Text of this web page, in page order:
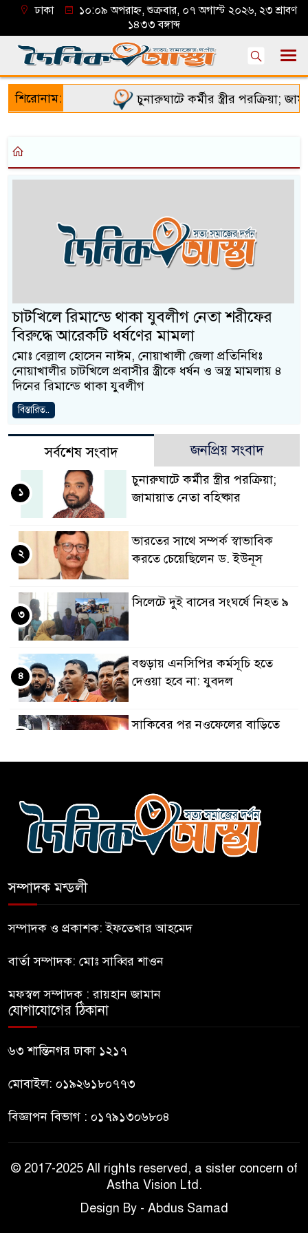
ঢাকা
১০:০৯ অপরাহ্ন, শুক্রবার, ০৭ অগাস্ট ২০২৬, ২৩ শ্রাবণ
১৪৩৩ বঙ্গাব্দ
শিরোনাম: চুনারুঘাটে কর্মীর স্ত্রীর পরক্রিয়া;
চাটখিলে রিমান্ডে থাকা যুবলীগ নেতা শরীফের
বিরুদ্ধে আরেকটি ধর্ষণের মামলা
মোঃ বেল্লাল হোসেন নাঈম, নোয়াখালী জেলা প্রতিনিধিঃ
নোয়াখালীর চাটখিলে প্রবাসীর স্ত্রীকে ধর্ষন ও অস্ত্র মামলায় ৪
দিনের রিমান্ডে থাকা যুবলীগ
বিস্তারিত..
সর্বশেষ সংবাদ জনপ্রিয় সংবাদ
চুনারুঘাটে কর্মীর স্ত্রীর পরক্রিয়া;
জামায়াত নেতা বহিষ্কার
১
ভারতের সাথে সম্পর্ক স্বাভাবিক
করতে চেয়েছিলেন ড. ইউনূস
২
সিলেটে দুই বাসের সংঘর্ষে নিহত ৯
৩
বগুড়ায় এনসিপির কর্মসূচি হতে
দেওয়া হবে না: যুবদল
৪
সাকিবের পর নওফেলের বাড়িতে
আহত-১০
৬
বন্যায় পাটগ্রামে সড়ক ভেঙে
দেশ চালাচ্ছেন তারেক: কাদের
৯
১০
সম্পাদক মন্ডলী
সম্পাদক ও প্রকাশক: ইফতেখার আহমেদ
বার্তা সম্পাদক: মোঃ সাব্বির শাওন
মফস্বল সম্পাদক : রায়হান জামান
যোগাযোগের ঠিকানা
৬৩ শান্তিনগর ঢাকা ১২১৭
মোবাইল: ০১৯২৬১৮০৭৭৩
বিজ্ঞাপন বিভাগ : ০১৭৯১৩০৬৮০৪
© 2017-2025 All rights reserved, a sister concern of
Astha Vision Ltd.
Design By - Abdus Samad